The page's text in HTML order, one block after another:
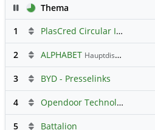
PauseThema
1
PlasCred Circular Innovations
2 ALPHABET Hauptdiskussion
3 BYD - Presselinks
4 Opendoor Technologies
5 Battalion